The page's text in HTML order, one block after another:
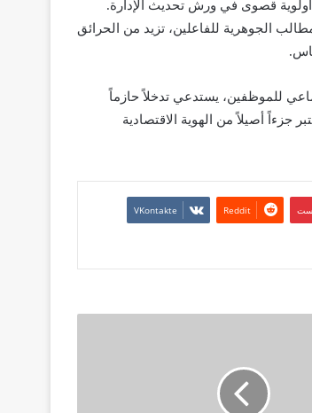
أولوية قصوى في ورش تحديث الإدارة.
الجوهرية للفاعلين، تزيد من الحرائق
للموظفين، يستدعي تدخلاً حازماً
جزءاً أصيلاً من الهوية الاقتصادية